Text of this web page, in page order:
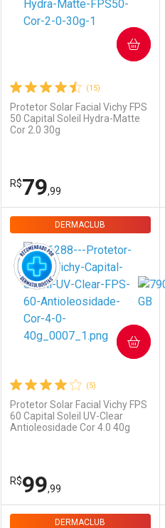
Ativar Desconto
Por R$ 119,99/cada
Por R$ 119,99/cada
(15)
Protetor Solar Facial Vichy FPS
50 Capital Soleil Hydra-Matte
Cor 2.0 30g
R$79,99
COMPRAR
Dermaclub
Ativar Desconto
Por R$ 79,99/cada
Por Menos
Por R$ 79,99/cada
(5)
Protetor Solar Facial Vichy FPS
60 Capital Soleil UV-Clear
Antioleosidade Cor 4.0 40g
DERMACLUB
R$99,99
COMPRAR
DERMACLUB